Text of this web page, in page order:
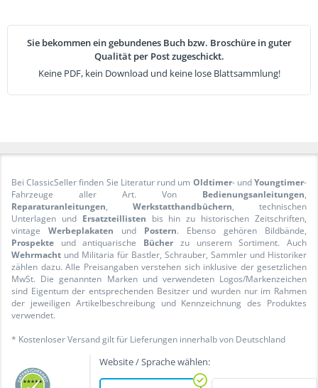
Sie bekommen ein gebundenes Buch bzw. Broschüre in guter
Qualität per Post zugeschickt.
Keine PDF, kein Download und keine lose Blattsammlung!
Bei ClassicSeller finden Sie Literatur rund um Oldtimer- undYoungtimer-
Fahrzeuge aller Art. Von Bedienungsanleitungen,
Reparaturanleitungen, Werkstatthandbüchern, technischen
Unterlagen und Ersatzteillisten bis hin zu historischen Zeitschriften,
vintage Werbeplakaten und Postern. Ebenso gehören Bildbände,
Prospekte und antiquarische Bücher zu unserem Sortiment. Auch
Wehrmacht und Militaria für Bastler, Schrauber, Sammler und Historiker
zählen dazu. Alle Preisangaben verstehen sich inklusive der gesetzlichen
MwSt. Die genannten Marken und verwendeten Logos/Markenzeichen
sind Eigentum der entsprechenden Besitzer und wurden nur im Rahmen
der jeweiligen Artikelbeschreibung und Kennzeichnung des Produktes
verwendet.
* Kostenloser Versand gilt für Lieferungen innerhalb von Deutschland
Website / Sprache wählen: